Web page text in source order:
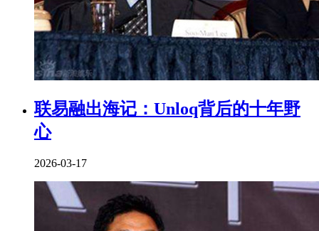
联易融出海记：Unloq背后的十年野
心
2026-03-17